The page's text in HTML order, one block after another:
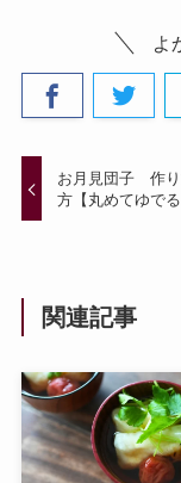
よ
お月見団子 作
方【丸めてゆでる
関連記事